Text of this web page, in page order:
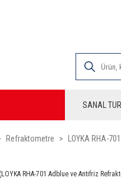
SANAL TUR
Refraktometre LOYKA RHA-